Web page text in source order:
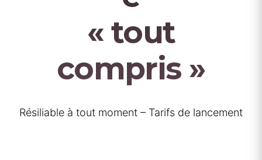
« tout
compris »
Résiliable à tout moment – Tarifs de lancement